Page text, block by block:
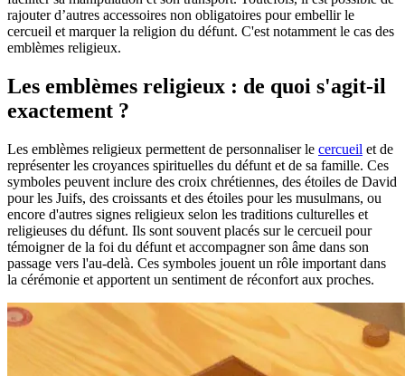
rajouter d’autres accessoires non obligatoires pour embellir le
cercueil et marquer la religion du défunt. C'est notamment le cas des
emblèmes religieux.
Les emblèmes religieux : de quoi s'agit-il
exactement ?
Les emblèmes religieux permettent de personnaliser le cercueil et de
représenter les croyances spirituelles du défunt et de sa famille. Ces
symboles peuvent inclure des croix chrétiennes, des étoiles de David
pour les Juifs, des croissants et des étoiles pour les musulmans, ou
encore d'autres signes religieux selon les traditions culturelles et
religieuses du défunt. Ils sont souvent placés sur le cercueil pour
témoigner de la foi du défunt et accompagner son âme dans son
passage vers l'au-delà. Ces symboles jouent un rôle important dans
la cérémonie et apportent un sentiment de réconfort aux proches.